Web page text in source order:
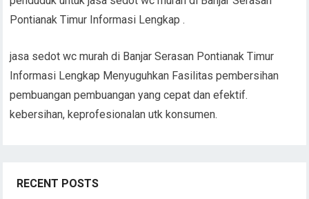
Pontianak Timur Informasi Lengkap .
jasa sedot wc murah di Banjar Serasan Pontianak Timur
Informasi Lengkap Menyuguhkan Fasilitas pembersihan
pembuangan pembuangan yang cepat dan efektif.
kebersihan, keprofesionalan utk konsumen.
RECENT POSTS